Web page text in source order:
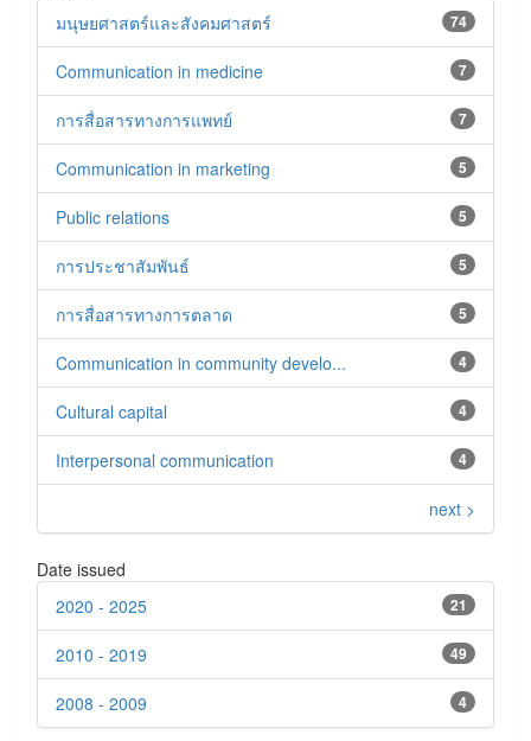
74
มนุษยศาสตร์และสังคมศาสตร์
7
Communication in medicine
7
การสื่อสารทางการแพทย์
5
Communication in marketing
5
Public relations
5
การประชาสัมพันธ์
5
การสื่อสารทางการตลาด
4
Communication in community develo...
4
Cultural capital
4
Interpersonal communication
next >
Date issued
21
2020 - 2025
49
2010 - 2019
4
2008 - 2009